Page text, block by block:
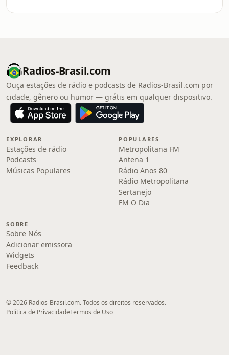
Radios-Brasil.com
Ouça estações de rádio e podcasts de Radios-Brasil.com por
cidade, gênero ou humor — grátis em qualquer dispositivo.
EXPLORAR
Estações de rádio
Podcasts
Músicas Populares
POPULARES
Metropolitana FM
Antena 1
Rádio Anos 80
Rádio Metropolitana
Sertanejo
FM O Dia
SOBRE
Sobre Nós
Adicionar emissora
Widgets
Feedback
© 2026 Radios-Brasil.com. Todos os direitos reservados.
Política de PrivacidadeTermos de Uso